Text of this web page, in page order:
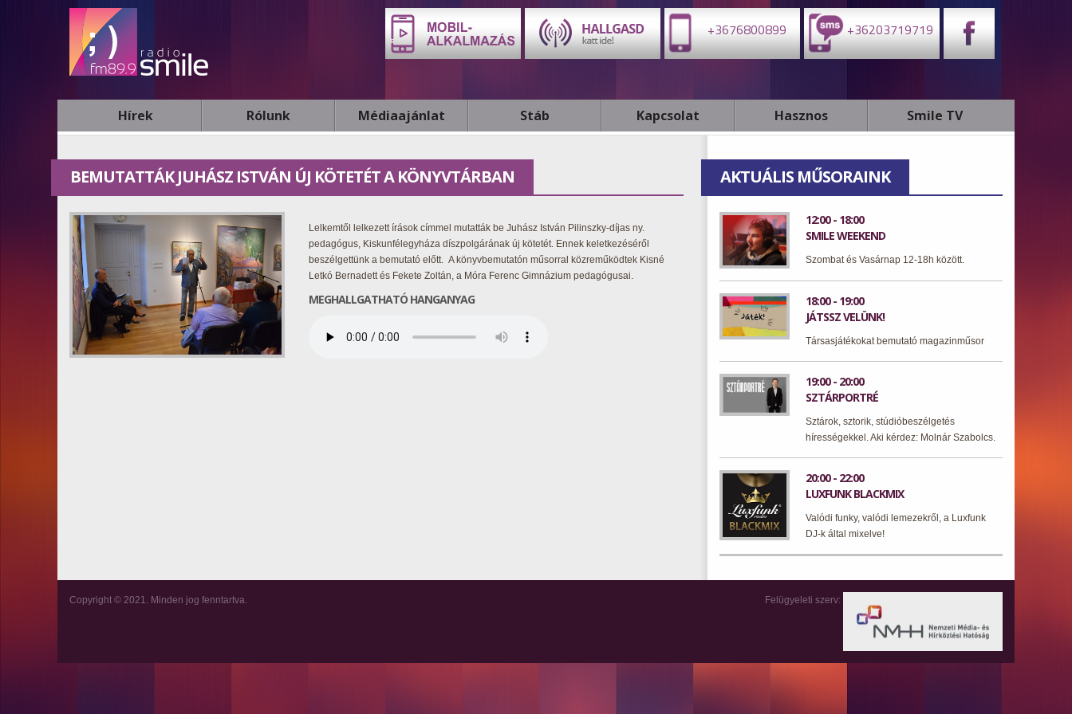
+3676800899 +36203719719
Hírek Rólunk Médiaajánlat Stáb Kapcsolat Hasznos Smile TV
BEMUTATTÁK JUHÁSZ ISTVÁN ÚJ KÖTETÉT A KÖNYVTÁRBAN
Lelkemtől lelkezett írások címmel mutatták be Juhász István Pilinszky-díjas ny.
pedagógus, Kiskunfélegyháza díszpolgárának új kötetét. Ennek keletkezéséről
beszélgettünk a bemutató előtt. A könyvbemutatón műsorral közreműködtek Kisné
Letkó Bernadett és Fekete Zoltán, a Móra Ferenc Gimnázium pedagógusai.
MEGHALLGATHATÓ HANGANYAG
AKTUÁLIS MŰSORAINK
12:00 - 18:00
SMILE WEEKEND
Szombat és Vasárnap 12-18h között.
18:00 - 19:00
JÁTSSZ VELÜNK!
Társasjátékokat bemutató magazinműsor
19:00 - 20:00
SZTÁRPORTRÉ
Sztárok, sztorik, stúdióbeszélgetés
hírességekkel. Aki kérdez: Molnár Szabolcs.
20:00 - 22:00
LUXFUNK BLACKMIX
Valódi funky, valódi lemezekről, a Luxfunk
DJ-k által mixelve!
Copyright © 2021. Minden jog fenntartva. Felügyeleti szerv: